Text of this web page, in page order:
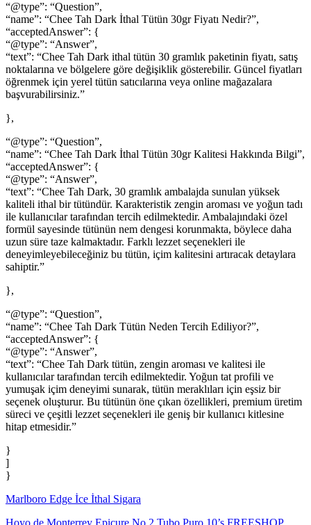
“@type”: “Question”,
“name”: “Chee Tah Dark İthal Tütün 30gr Fiyatı Nedir?”,
“acceptedAnswer”: {
“@type”: “Answer”,
“text”: “Chee Tah Dark ithal tütün 30 gramlık paketinin fiyatı, satış
noktalarına ve bölgelere göre değişiklik gösterebilir. Güncel fiyatları
öğrenmek için yerel tütün satıcılarına veya online mağazalara
başvurabilirsiniz.”
},
“@type”: “Question”,
“name”: “Chee Tah Dark İthal Tütün 30gr Kalitesi Hakkında Bilgi”,
“acceptedAnswer”: {
“@type”: “Answer”,
“text”: “Chee Tah Dark, 30 gramlık ambalajda sunulan yüksek
kaliteli ithal bir tütündür. Karakteristik zengin aroması ve yoğun tadı
ile kullanıcılar tarafından tercih edilmektedir. Ambalajındaki özel
formül sayesinde tütünün nem dengesi korunmakta, böylece daha
uzun süre taze kalmaktadır. Farklı lezzet seçenekleri ile
deneyimleyebileceğiniz bu tütün, içim kalitesini artıracak detaylara
sahiptir.”
},
“@type”: “Question”,
“name”: “Chee Tah Dark Tütün Neden Tercih Ediliyor?”,
“acceptedAnswer”: {
“@type”: “Answer”,
“text”: “Chee Tah Dark tütün, zengin aroması ve kalitesi ile
kullanıcılar tarafından tercih edilmektedir. Yoğun tat profili ve
yumuşak içim deneyimi sunarak, tütün meraklıları için eşsiz bir
seçenek oluşturur. Bu tütünün öne çıkan özellikleri, premium üretim
süreci ve çeşitli lezzet seçenekleri ile geniş bir kullanıcı kitlesine
hitap etmesidir.”
}
]
}
Marlboro Edge İce İthal Sigara